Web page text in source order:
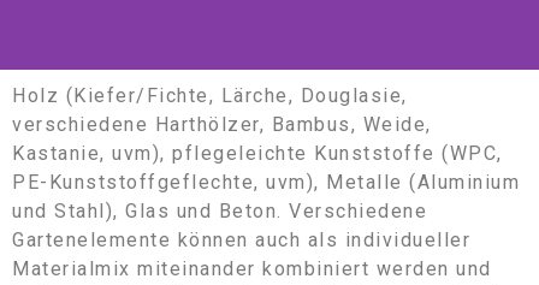
Dicht- und
Sichtschutzzäune
Wir führen sämtliche Arten von
Dicht- und Sichtschutzzäunen
unterschiedlichster Materialien
und Farben: ...
Holz (Kiefer/Fichte, Lärche, Douglasie,
verschiedene Harthölzer, Bambus, Weide,
Kastanie, uvm), pflegeleichte Kunststoffe (WPC,
PE-Kunststoffgeflechte, uvm), Metalle (Aluminium
und Stahl), Glas und Beton. Verschiedene
Gartenelemente können auch als individueller
Materialmix miteinander kombiniert werden und